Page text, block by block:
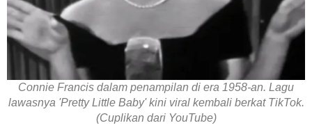
Connie Francis dalam penampilan di era 1958-an. Lagu
lawasnya 'Pretty Little Baby' kini viral kembali berkat TikTok.
(Cuplikan dari YouTube)